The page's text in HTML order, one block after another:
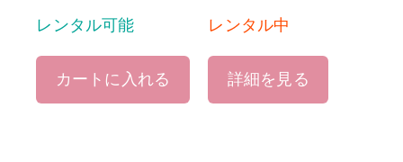
レンタル可能
カートに入れる
レンタル中
詳細を見る